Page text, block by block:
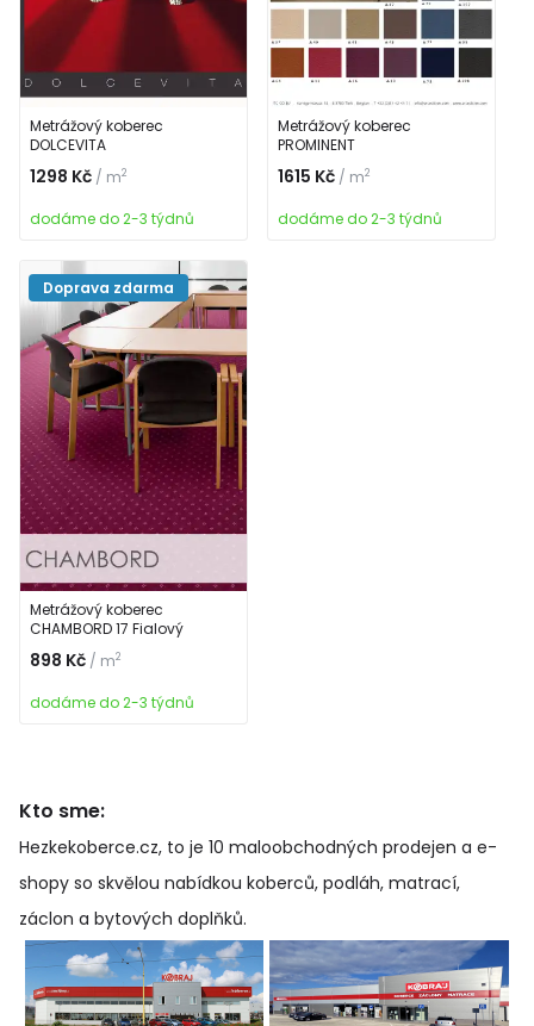
Metrážový koberec
DOLCEVITA
1298 Kč / m2
dodáme do 2-3 týdnů
Metrážový koberec
PROMINENT
1615 Kč / m2
dodáme do 2-3 týdnů
Metrážový koberec
CHAMBORD 17 Fialový
898 Kč / m2
dodáme do 2-3 týdnů
Doprava zdarma
Kto sme:
Hezkekoberce.cz, to je 10 maloobchodných prodejen a e-
shopy so skvělou nabídkou koberců, podláh, matrací,
záclon a bytových doplňků.